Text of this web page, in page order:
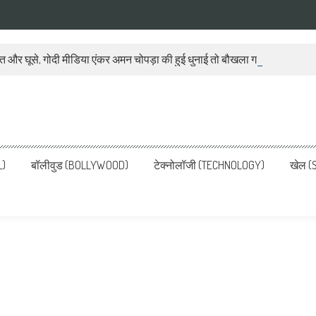
और घूसे, गोदी मीडिया एंकर अमन चोपड़ा की हुई धुनाई तो बौखला गया बीजेपी
Latest News in Hindi, Breaking
live, पढ़ें देश और दुनिया की ताजा ख़बरें
बॉलीवुड (BOLLYWOOD) टेक्नोलॉजी (TECHNOLOGY) खेल